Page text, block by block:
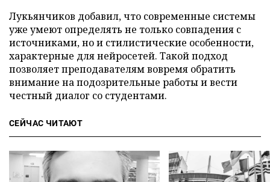
Лукьянчиков добавил, что современные системы
уже умеют определять не только совпадения с
источниками, но и стилистические особенности,
характерные для нейросетей. Такой подход
позволяет преподавателям вовремя обратить
внимание на подозрительные работы и вести
честный диалог со студентами.
СЕЙЧАС ЧИТАЮТ